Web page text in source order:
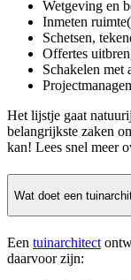
Wetgeving en
Inmeten
Schetsen,
Offertes
Schakelen met
Het lijstje gaat
belangrijkste zaken
kan! Lees snel meer
Wat doet een
Een tuinarchitect
daarvoor zijn: